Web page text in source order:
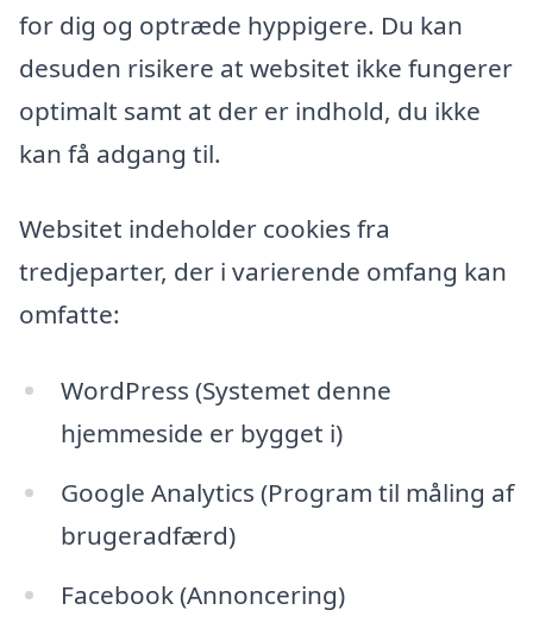
for dig og optræde hyppigere. Du kan
desuden risikere at websitet ikke fungerer
optimalt samt at der er indhold, du ikke
kan få adgang til.
Websitet indeholder cookies fra
tredjeparter, der i varierende omfang kan
omfatte:
WordPress (Systemet denne
hjemmeside er bygget i)
Google Analytics (Program til måling af
brugeradfærd)
Facebook (Annoncering)